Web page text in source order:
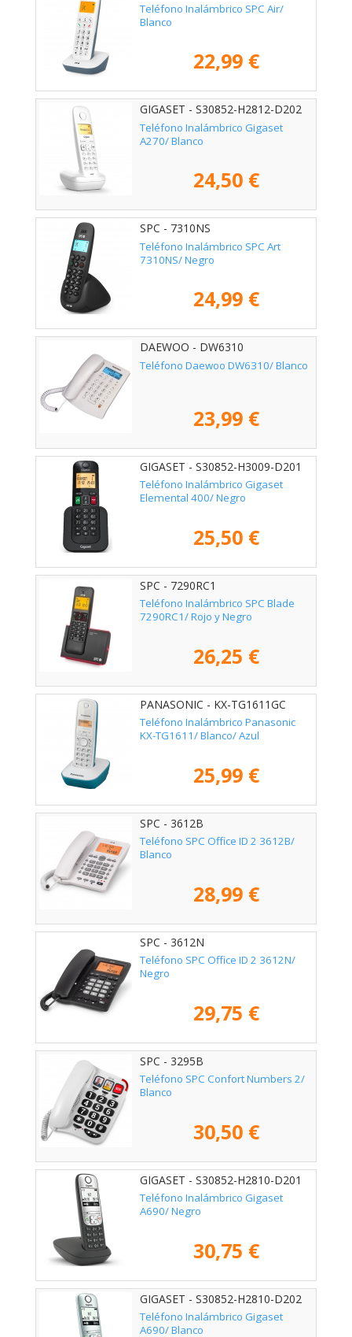
Teléfono Inalámbrico SPC Air/
Blanco
22,99 €
GIGASET - S30852-H2812-D202
Teléfono Inalámbrico Gigaset
A270/ Blanco
24,50 €
SPC - 7310NS
Teléfono Inalámbrico SPC Art
7310NS/ Negro
24,99 €
DAEWOO - DW6310
Teléfono Daewoo DW6310/ Blanco
23,99 €
GIGASET - S30852-H3009-D201
Teléfono Inalámbrico Gigaset
Elemental 400/ Negro
25,50 €
SPC - 7290RC1
Teléfono Inalámbrico SPC Blade
7290RC1/ Rojo y Negro
26,25 €
PANASONIC - KX-TG1611GC
Teléfono Inalámbrico Panasonic
KX-TG1611/ Blanco/ Azul
25,99 €
SPC - 3612B
Teléfono SPC Office ID 2 3612B/
Blanco
28,99 €
SPC - 3612N
Teléfono SPC Office ID 2 3612N/
Negro
29,75 €
SPC - 3295B
Teléfono SPC Confort Numbers 2/
Blanco
30,50 €
GIGASET - S30852-H2810-D201
Teléfono Inalámbrico Gigaset
A690/ Negro
30,75 €
GIGASET - S30852-H2810-D202
Teléfono Inalámbrico Gigaset
A690/ Blanco